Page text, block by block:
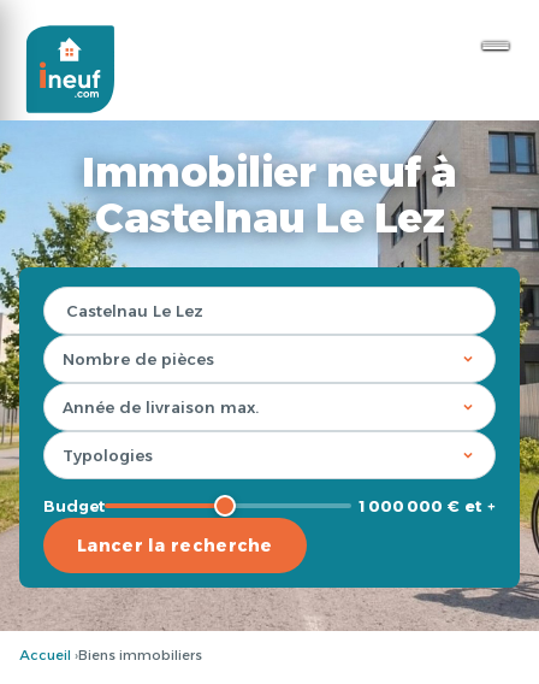
Immobilier neuf à
Castelnau Le Lez
Budget 1 000 000 € et +
Lancer la recherche
Accueil Biens immobiliers